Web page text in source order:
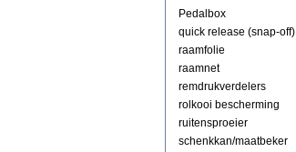
Pedalbox
quick release (snap-off)
raamfolie
raamnet
remdrukverdelers
rolkooi bescherming
ruitensproeier
schenkkan/maatbeker